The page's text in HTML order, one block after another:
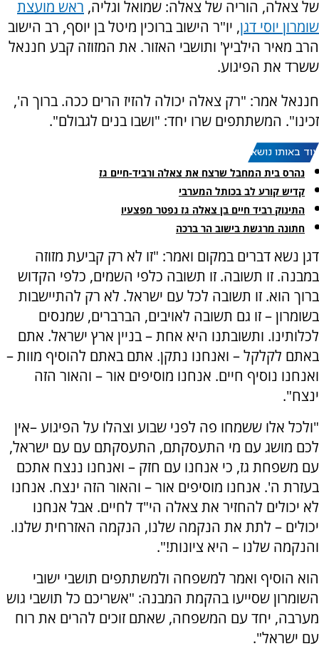
של צאלה, הוריה של צאלה: שמואל וגליה, ראש מועצת
שומרון יוסי דגן, יו"ר הישוב ברוכין מיטל בן יוסף, רב הישוב
הרב מאיר הילביץ' ותושבי האזור. את המזוזה קבע חננאל
ששרד את הפיגוע.
חננאל אמר: "רק צאלה יכולה להזיז הרים ככה. ברוך ה',
זכינו". המשתתפים שרו יחד: "ושבו בנים לגבולם".
עוד באותו נושא:
נהרס בית המחבל שרצח את צאלה ורביד-חיים גז
קדיש קורע לב בכותל המערבי
התינוק רביד חיים בן צאלה גז נפטר מפצעיו
חתונה מרגשת בישוב הר ברכה
דגן נשא דברים במקום ואמר: "זו לא רק קביעת מזוזה
במבנה. זו תשובה. זו תשובה כלפי השמים, כלפי הקדוש
ברוך הוא. זו תשובה לכל עם ישראל. לא רק להתיישבות
בשומרון – זו גם תשובה לאויבים, הברברים, שמנסים
לכלותינו. ותשובתנו היא אחת – בניין ארץ ישראל. אתם
באתם לקלקל – ואנחנו נתקן. אתם באתם להוסיף מוות –
ואנחנו נוסיף חיים. אנחנו מוסיפים אור – והאור הזה
ינצח".
"ולכל אלו ששמחו פה לפני שבוע וצהלו על הפיגוע –אין
לכם מושג עם מי התעסקתם, התעסקתם עם עם ישראל,
עם משפחת גז, כי אנחנו עם חזק – ואנחנו ננצח אתכם
בעזרת ה'. אנחנו מוסיפים אור – והאור הזה ינצח. אנחנו
לא יכולים להחזיר את צאלה הי"ד לחיים. אבל אנחנו
יכולים – לתת את הנקמה שלנו, הנקמה האזרחית שלנו.
והנקמה שלנו – היא ציונות!".
הוא הוסיף ואמר למשפחה ולמשתתפים תושבי ישובי
השומרון שסייעו בהקמת המבנה: "אשריכם כל תושבי גוש
מערבה, יחד עם המשפחה, שאתם זוכים להרים את רוח
עם ישראל".